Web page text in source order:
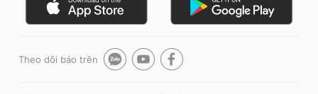
Theo dõi báo trên